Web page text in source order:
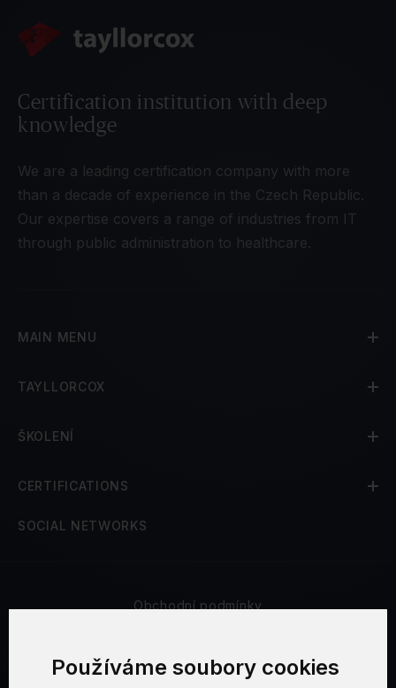
Používáme soubory cookies
Certification institution with deep
knowledge
We are a leading certification company with more
than a decade of experience in the Czech Republic.
Our expertise covers a range of industries from IT
through public administration to healthcare.
MAIN MENU
TAYLLORCOX
ŠKOLENÍ
CERTIFICATIONS
SOCIAL NETWORKS
Obchodní podmínky